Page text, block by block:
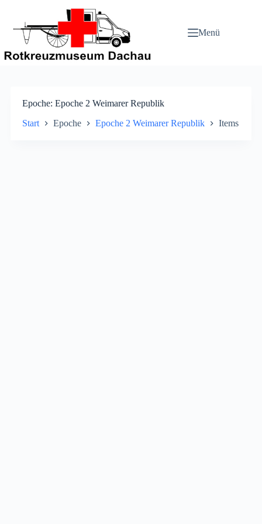
springen
Menü
Epoche Epoche 2 Weimarer Republik
Start Epoche Epoche 2 Weimarer Republik Items